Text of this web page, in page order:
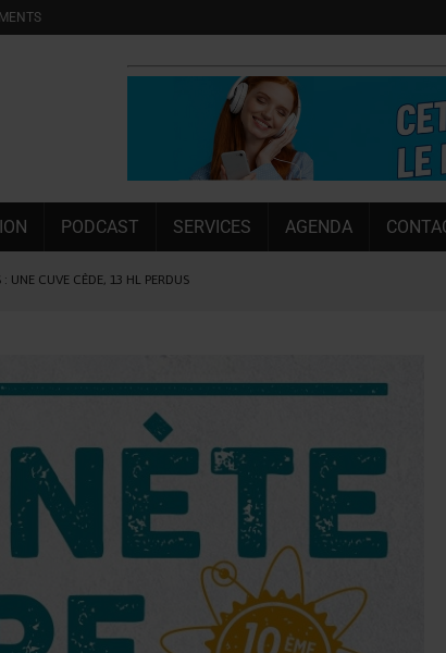
PODCAST SERVICES AGENDA
: UNE CUVE CÈDE, 13 HL PERDUS
AU PREMIER SEMESTRE
SA CAPACITÉ DE 50 %
LATINES DE L’ÉTÉ
RÉINVENTENT LE MARCHÉ [ÉTUDE]
DE 11 % EN 2025